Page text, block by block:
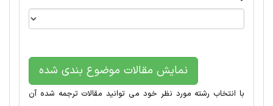
نمایش مقالات موضوع بندی شده
با انتخاب رشته مورد نظر خود می توانید مقالات ترجمه شده آن